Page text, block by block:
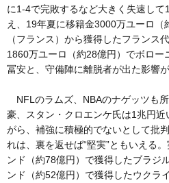
に1-4で完敗するなど大きく失速し
え、19年夏に移籍金3000万ユーロ（
（フランス）から獲得したフランス
1860万ユーロ（約28億円）でボロー
冨安と、守備陣に離脱者が出た影響
NFLのラムズ、NBAのナゲッツも
豪、スタン・クロエンケ氏は1兆円
がら、補強に積極的でないとして批
れは、裏を返せば“堅実”ともいえる
ンド（約78億円）で獲得したブラジ
ンド（約52億円）で獲得したウクラ